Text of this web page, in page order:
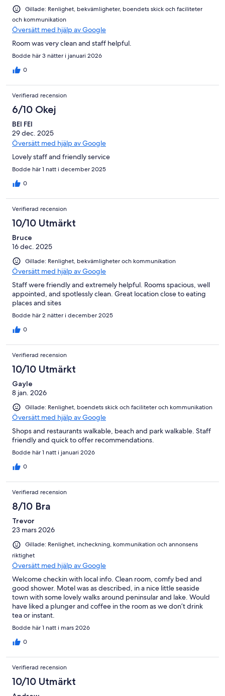
Gillade: Renlighet, bekvämligheter, boendets skick och faciliteter
och kommunikation
Översätt med hjälp av Google
Room was very clean and staff helpful.
Bodde här 3 nätter i januari 2026
0
Verifierad recension
6/10 Okej
BEI FEI
29 dec. 2025
Översätt med hjälp av Google
Lovely staff and friendly service
Bodde här 1 natt i december 2025
0
Verifierad recension
10/10 Utmärkt
Bruce
16 dec. 2025
Gillade: Renlighet, bekvämligheter och kommunikation
Översätt med hjälp av Google
Staff were friendly and extremely helpful. Rooms spacious, well
appointed, and spotlessly clean. Great location close to eating
places and sites
Bodde här 2 nätter i december 2025
0
Verifierad recension
10/10 Utmärkt
Gayle
8 jan. 2026
Gillade: Renlighet, boendets skick och faciliteter och kommunikation
Översätt med hjälp av Google
Shops and restaurants walkable, beach and park walkable. Staff
friendly and quick to offer recommendations.
Bodde här 1 natt i januari 2026
0
Verifierad recension
8/10 Bra
Trevor
23 mars 2026
Gillade: Renlighet, incheckning, kommunikation och annonsens
riktighet
Översätt med hjälp av Google
Welcome checkin with local info. Clean room, comfy bed and
good shower. Motel was as described, in a nice little seaside
town with some lovely walks around peninsular and lake. Would
have liked a plunger and coffee in the room as we don’t drink
tea or instant.
Bodde här 1 natt i mars 2026
0
Verifierad recension
10/10 Utmärkt